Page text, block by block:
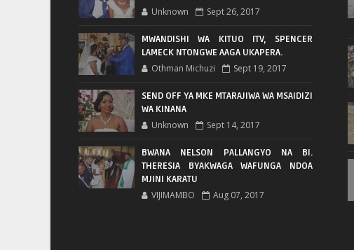
Unknown Sept 26, 2017
MWANDISHI WA KITUO ITV, SPENCER
LAMECK NTONGWE AAGA UKAPERA.
Othman Michuzi Sept 19, 2017
SEND OFF YA MKE MTARAJIWA WA MSAIDIZI
WA KINANA
Unknown Sept 14, 2017
BWANA NELSON PALLANGYO NA BI.
THERESIA BYAKWAGA WAFUNGA NDOA
MJINI KARATU
VIJIMAMBO Aug 07, 2017